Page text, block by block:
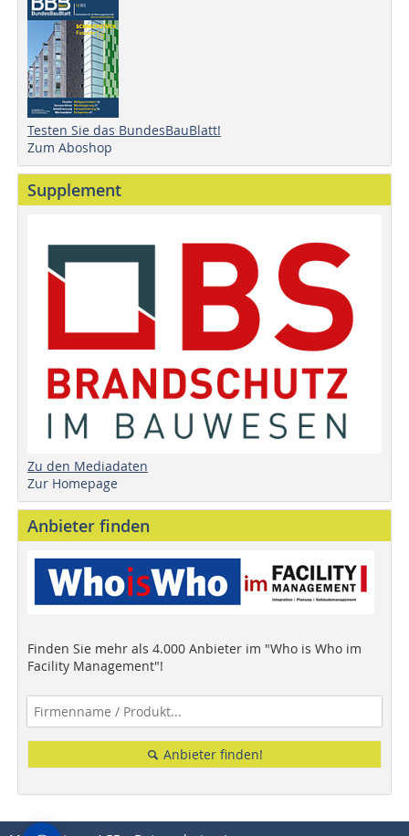
Testen Sie das BundesBauBlatt!
Zum Aboshop
Supplement
Zu den Mediadaten
Zur Homepage
Anbieter finden
Finden Sie mehr als 4.000 Anbieter im "Who is Who im
Facility Management"!
Anbieter finden!